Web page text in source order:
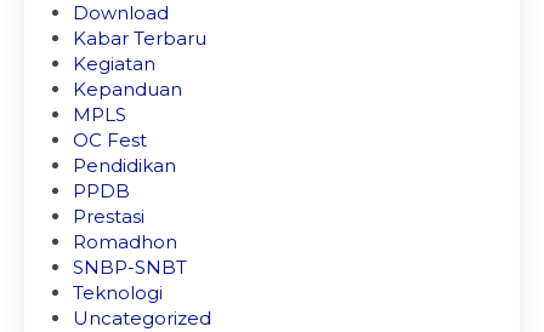
Download
Kabar Terbaru
Kegiatan
Kepanduan
MPLS
OC Fest
Pendidikan
PPDB
Prestasi
Romadhon
SNBP-SNBT
Teknologi
Uncategorized